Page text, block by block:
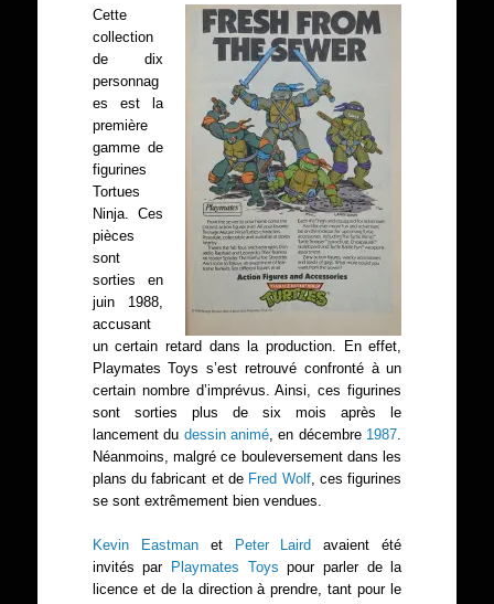
Cette
collection
de dix
personnag
es est la
première
gamme de
figurines
Tortues
Ninja. Ces
pièces
sont
sorties en
juin 1988,
accusant
un certain retard dans la production. En effet,
Playmates Toys s’est retrouvé confronté à un
certain nombre d’imprévus. Ainsi, ces figurines
sont sorties plus de six mois après le
lancement du dessin animé, en décembre 1987.
Néanmoins, malgré ce bouleversement dans les
plans du fabricant et de Fred Wolf, ces figurines
se sont extrêmement bien vendues.
Kevin Eastmanet Peter Laird avaient été
invités par Playmates Toys pour parler de la
licence et de la direction à prendre, tant pour le